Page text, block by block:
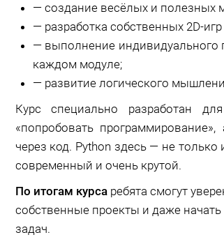
—создание весёлых и полезных
—разработка собственных 2D-
—выполнение индивидуального
каждом модуле;
—развитие логического
Курс специально разработан
«попробовать
через код. Python здесь — не
современный и очень крутой.
По итогам курсаребята смогут
собственные проекты и даже
задач.